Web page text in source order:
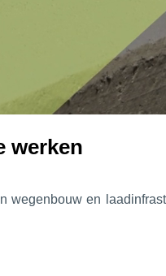
werken
wegenbouw en